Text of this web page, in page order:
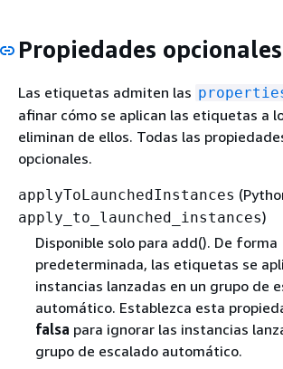
Propiedades opcionales
Las etiquetas admiten las
afinar cómo se aplican las etiquetas a
eliminan de ellos. Todas las
opcionales.
applyToLaunchedInstances
apply_to_launched_instances)
Disponible solo para add(). De forma
predeterminada, las etiquetas se
instancias lanzadas en un grupo de
automático. Establezca esta
falsa para ignorar las instancias
grupo de escalado automático.